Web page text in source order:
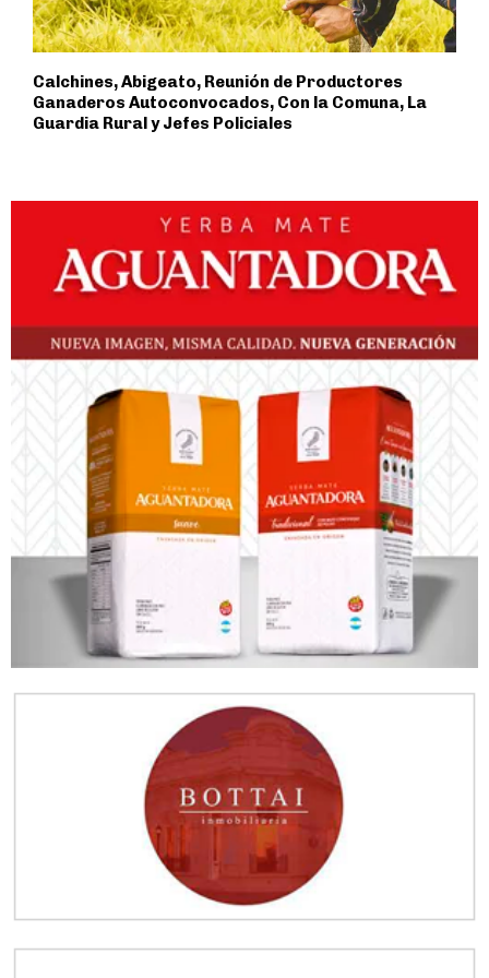
Calchines, Abigeato, Reunión de Productores
Ganaderos Autoconvocados, Con la Comuna, La
Guardia Rural y Jefes Policiales